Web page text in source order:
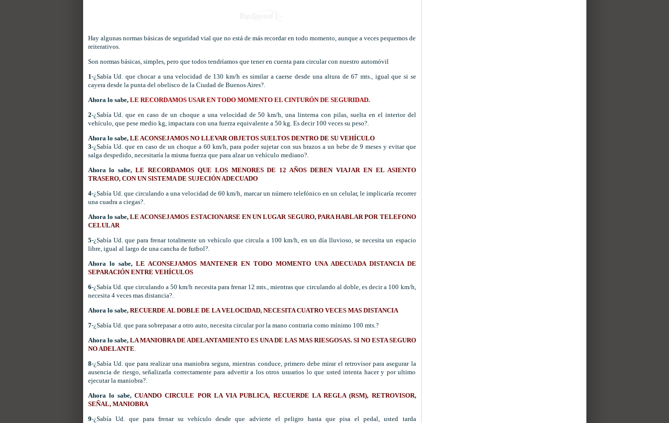
Hay algunas normas básicas de seguridad vial que no está de más recordar en todo momento, aunque a veces pequemos de
reiterativos.
Son normas básicas, simples, pero que todos tendríamos que tener en cuenta para circular con nuestro automóvil
1-¿SabíaUd. que chocar a una velocidad de 130 km/h es similar a caerse desde una altura de 67mts., igual que si se
cayera desde la punta del obelisco de la Ciudad de Buenos Aires?.
Ahora lo sabe, LE RECORDAMOS USAR EN TODO MOMENTO EL CINTURÓN DE SEGURIDAD.
2-¿SabíaUd. que en caso de un choque a una velocidad de 50 km/h, una linterna con pilas, suelta en el interior del
vehículo, que pese medio kg, impactara con una fuerza equivalente a 50 kg. Es decir 100 veces su peso?.
Ahora lo sabe, LE ACONSEJAMOS NO LLEVAR OBJETOS SUELTOS DENTRO DE SU VEHÍCULO
3-¿Sabía Ud. que en caso de un choque a 60 km/h, para poder sujetar con sus brazos a un bebe de 9 meses y evitar que
salga despedido, necesitaría la misma fuerza que para alzar un vehículo mediano?.
Ahora lo sabe, LE RECORDAMOS QUE LOS MENORES DE 12 AÑOS DEBEN VIAJAR EN EL ASIENTO
TRASERO, CON UN SISTEMA DE SUJECIÓN ADECUADO
4-¿Sabía Ud. que circulando a una velocidad de 60 km/h, marcar un número telefónico en un celular, le implicaría recorrer
una cuadra a ciegas?.
Ahora lo sabe, LE ACONSEJAMOS ESTACIONARSE EN UN LUGAR SEGURO, PARA HABLAR POR TELEFONO
CELULAR
5-¿Sabía Ud. que para frenar totalmente un vehículo que circula a 100 km/h, en un día lluvioso, se necesita un espacio
libre, igual al largo de una cancha de futbol?.
Ahora lo sabe, LE ACONSEJAMOS MANTENER EN TODO MOMENTO UNA ADECUADA DISTANCIA DE
SEPARACIÓN ENTRE VEHÍCULOS
6-¿Sabía Ud. que circulando a 50 km/h necesita para frenar 12mts., mientras que circulando al doble, es decir a 100 km/h,
necesita 4 veces mas distancia?.
Ahora lo sabe, RECUERDE AL DOBLE DE LA VELOCIDAD, NECESITA CUATRO VECES MAS DISTANCIA
7-¿Sabía Ud. que para sobrepasar a otro auto, necesita circular por la mano contraria como mínimo 100 mts.?
Ahora lo sabe, LA MANIOBRA DE ADELANTAMIENTOES UNA DE LAS MAS RIESGOSAS. SI NO ESTA SEGURO
NO ADELANTE.
8-¿Sabía Ud. que para realizar una maniobra segura, mientras conduce, primero debe mirar el retrovisor para asegurar la
ausencia de riesgo, señalizarla correctamente para advertir a los otros usuarios lo que usted intenta hacer y por ultimo
ejecutar la maniobra?.
Ahora lo sabe, CUANDO CIRCULE POR LAVIAPUBLICA, RECUERDE LA REGLA (RSM), RETROVISOR,
SEÑAL, MANIOBRA
9-¿Sabía Ud. que para frenar su vehículo desde que advierte el peligro hasta que pisa el pedal, usted tarda